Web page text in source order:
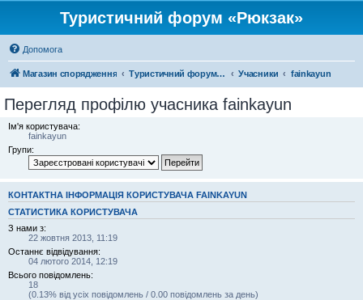
Туристичний форум «Рюкзак»
Допомога
Магазин спорядження Туристичний форум «Рюкзак» Учасники fainkayun
Перегляд профілю учасника fainkayun
Ім'я користувача:
fainkayun
Групи:
КОНТАКТНА ІНФОРМАЦІЯ КОРИСТУВАЧА FAINKAYUN
СТАТИСТИКА КОРИСТУВАЧА
З нами з:
22 жовтня 2013, 11:19
Останнє відвідування:
04 лютого 2014, 12:19
Всього повідомлень:
18
(0.13% від усіх повідомлень / 0.00 повідомлень за день)